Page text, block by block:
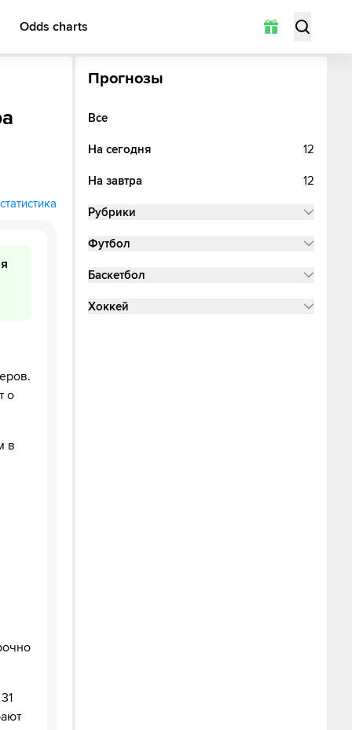
Odds charts
о
в
Прогнозы
Все
На сегодня 12
На завтра 12
Рубрики
Футбол
Баскетбол
Хоккей